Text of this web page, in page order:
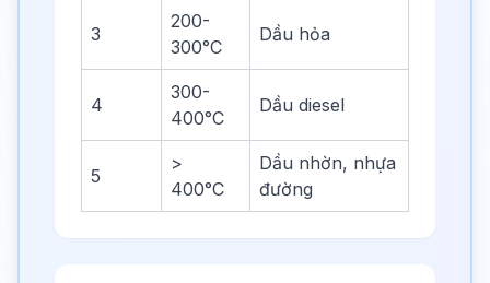
3
200-
300°C
Dầu hỏa
4
300-
400°C
Dầu diesel
5
>
400°C
Dầu nhờn, nhựa
đường